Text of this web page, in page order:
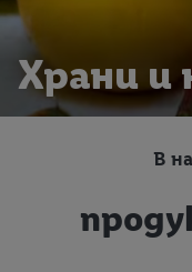
Храни и
В